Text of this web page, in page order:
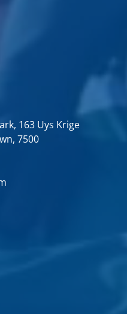
163 Uys Krige
7500